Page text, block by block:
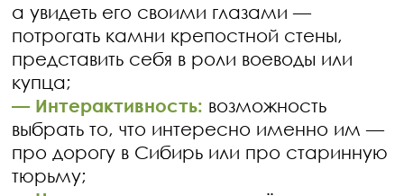
а увидеть его своими глазами —
потрогать камни крепостной стены,
представить себя в роли воеводы или
купца;
— Интерактивность: возможность
выбрать то, что интересно именно им —
про дорогу в Сибирь или про старинную
тюрьму;